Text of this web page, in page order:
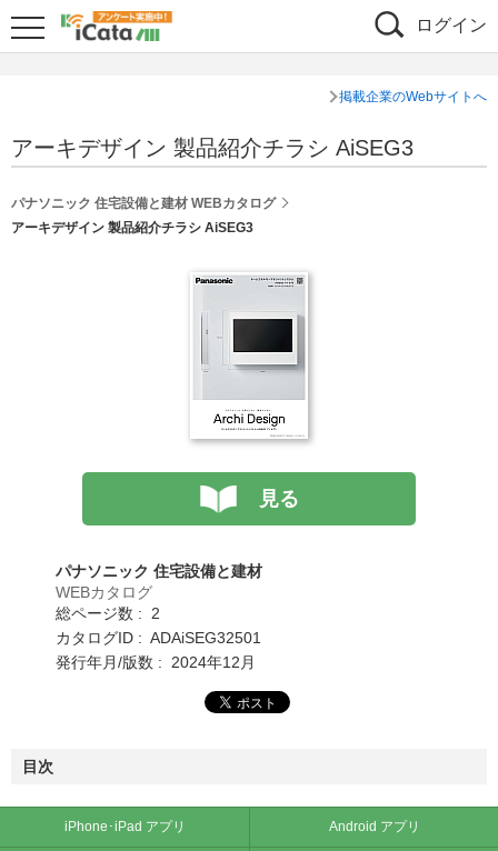
ログイン
掲載企業のWebサイトへ
アーキデザイン 製品紹介チラシ AiSEG3
パナソニック 住宅設備と建材 WEBカタログ
アーキデザイン 製品紹介チラシ AiSEG3
見る
パナソニック 住宅設備と建材
WEBカタログ
総ページ数 : 2
カタログID : ADAiSEG32501
発行年月/版数 : 2024年12月
目次
iPhone･iPad アプリ Android アプリ